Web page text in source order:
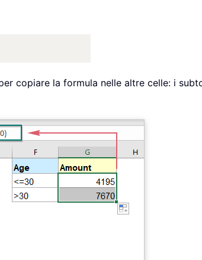
copiare la formula nelle altre celle: i